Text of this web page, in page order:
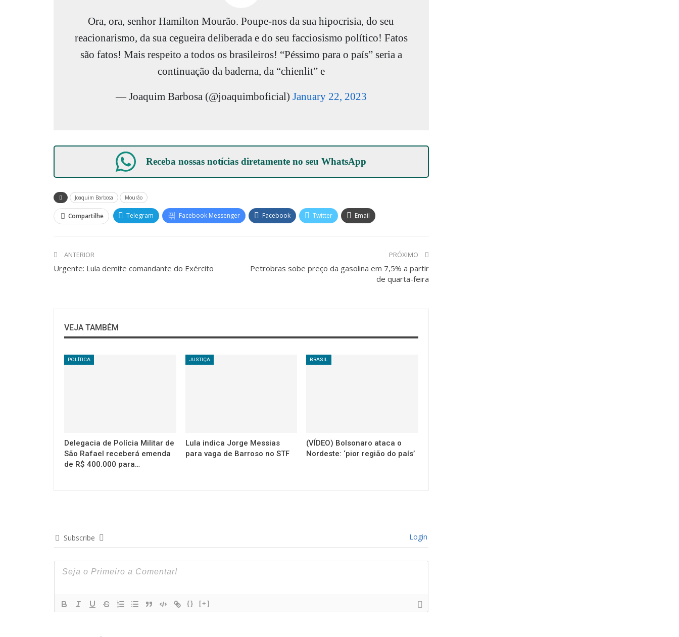
Ora, ora, senhor Hamilton Mourão. Poupe-nos da sua hipocrisia, do seu
reacionarismo, da sua cegueira deliberada e do seu facciosismo político! Fatos
são fatos! Mais respeito a todos os brasileiros! “Péssimo para o país” seria a
continuação da baderna, da “chienlit” e
— Joaquim Barbosa (@joaquimboficial) January 22, 2023
Receba nossas notícias diretamente no seuWhatsApp
Joaquim Barbosa Mourão
Compartilhe Telegram Facebook Messenger Facebook Twitter Email
ANTERIOR
Urgente: Lula demite comandante do Exército
PRÓXIMO
Petrobras sobe preço da gasolina em 7,5% a partir
de quarta-feira
VEJA TAMBÉM
POLÍTICA
Delegacia de Polícia Militar de
São Rafael receberá emenda
de R$ 400.000 para…
JUSTIÇA
Lula indica Jorge Messias
para vaga de Barroso no STF
BRASIL
(VÍDEO) Bolsonaro ataca o
Nordeste: ‘pior região do país’
Subscribe Login
{} [+]